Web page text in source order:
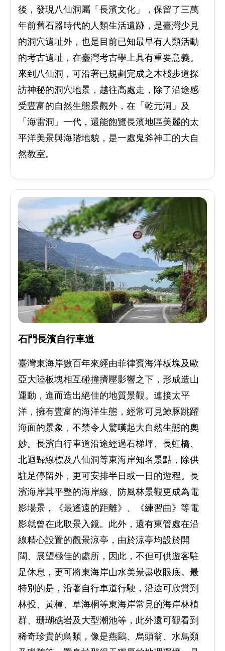
後，發現八仙洞屬「長濱文化」，保留了三萬
年前舊石器時代的人類生活遺跡，是臺灣少見
的洞穴遺址外，也是目前已知最早有人類活動
的考古遺址，在臺灣考古學上具有重要意義。
來到八仙洞，可沿著已規劃完成之木棧步道探
訪神秘的洞穴地景，越往高處走，除了沿途感
受豐富的自然生態景觀外，在「乾元洞」及
「海雷洞」一代，還能飽覽長濱地區美麗的太
平洋美景與海階地貌，是一處鬼斧神工的大自
然教室。
石門長濱自行車道
臺灣東海岸數百年來經由菲律賓海洋板塊及歐
亞大陸板塊相互碰撞擠壓影響之下，形成造山
運動，進而造出絕佳的地質景觀。連接太平
洋，擁有豐富的海洋生態，經常可見鯨豚跳躍
海面的景象，不禁令人驚嘆起大自然生態的奧
妙。長濱自行車道沿途經過石梯坪、長虹橋、
北迴歸線標及八仙洞等東海岸知名景點，除供
駐足停留外，更可安排半日或一日的遊程。長
濱海岸其平整的海岸線、防風林景觀更成為電
影場景，《最遙遠的距離》、《練習曲》等電
影就曾在此取景入鏡。此外，還有東管處在沿
線精心設置的觀景涼亭，由於涼亭均設於開
闊、展望極佳的處所，因此，不但可供遊客駐
足休息，更可將東海岸山水美景盡收眼底。最
特別的是，沿著自行車道行駛，沿途可欣賞到
林投、黃橦、草海桐等東海岸常見的海岸林植
群、珊瑚礁岩及大型潮池等，此外還可觀看到
稀奇珍貴的鳥類，像是燕鷗、烏頭翁、水鳥類